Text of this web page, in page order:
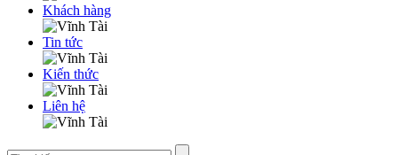
Khách hàng
Tin tức
Kiến thức
Liên hệ